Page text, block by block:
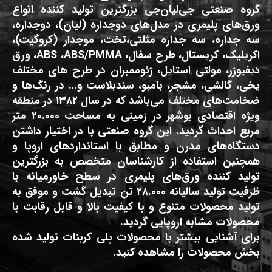
گروه صنعتی جی‌لیان‌جی بزرگترین تولید کننده انواع
ورق‌های پلیمری در مدل‌های دوجداره (لیان)، دوجداره،
سه جداره، سه جداره مثلثی،تخت، موجدار (کروگیت)،
اکریلیک، کریستال، طرح سفال، ABS ،ABS/PMMA، ورق
دیفیوزر، مولتی استایل، ژئوممبران در طرح های مختلف
یخی، گالشی، مشجر، بامبو، سندبلاست و… در رنگ‌ها و
ضخامت‌های مختلف می‌باشد که در سال ۱۳۸۲ در منطقه
ویژه اقتصادی بوشهر در زمینی به مساحت ۲۰.۰۰۰ متر
مربع احداث گردید. این گروه صنعتی با در اختیار داشتن
دستگاه‌های مدرن و مطابق با استانداردهای اروپا و
همچنین استفاده از کارشناسان متخصص به بزرگترین
تولید کننده ورق‌های پلیمری در سطح خاورمیانه با
ظرفیت تولید سالیانه ۲۸.۰۰۰ تن تبدیل گشت و موفق به
تولید محصولات متنوع و با کیفیت بالا و قابل رقابت با
محصولات مشابه اروپایی گردید.
برای آشنایی بیشتر با محصولات پلی کربنات تولید شده
بخش محصولات را مشاهده کنید.